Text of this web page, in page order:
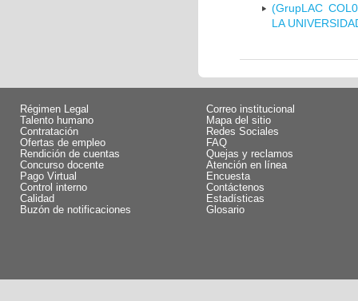
(GrupLAC
LA
Régimen Legal
Talento humano
Contratación
Ofertas de empleo
Rendición de cuentas
Concurso docente
Pago Virtual
Control interno
Calidad
Buzón de notificaciones
Correo institucional
Mapa del sitio
Redes Sociales
FAQ
Quejas y reclamos
Atención en línea
Encuesta
Contáctenos
Estadísticas
Glosario